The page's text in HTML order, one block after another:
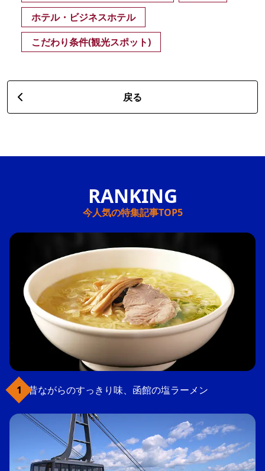
ホテル・ビジネスホテル
こだわり条件(観光スポット)
戻る
今人気の特集記事TOP5
昔ながらのすっきり味、函館の塩ラーメン